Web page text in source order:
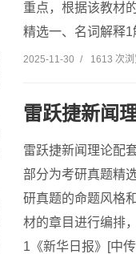
重点，根据该教材
精选一、名词解释
2025-11-30 / 1613 次
雷跃捷新闻
雷跃捷新闻理论配
部分为考研真题精
研真题的命题风格
材的章目进行编排
1《新华日报》[中